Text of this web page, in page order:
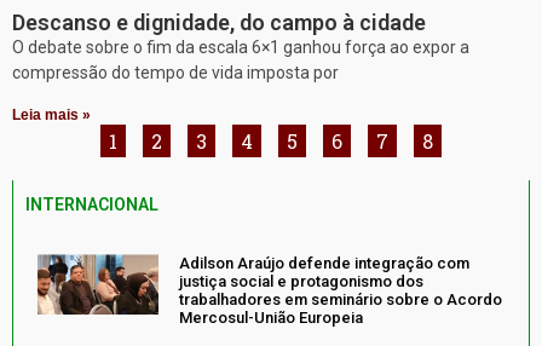
Descanso e dignidade, do campo à cidade
O debate sobre o fim da escala 6×1 ganhou força ao expor a
compressão do tempo de vida imposta por
Leia mais »
1 2 3 4 5 6 7 8
INTERNACIONAL
Adilson Araújo defende integração com
justiça social e protagonismo dos
trabalhadores em seminário sobre o Acordo
Mercosul-União Europeia